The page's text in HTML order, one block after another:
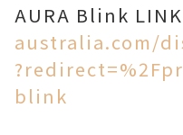
AURA Blink
australia.com/
blink